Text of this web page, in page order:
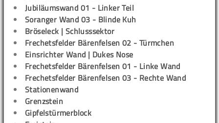
Jubiläumswand 01 - Linker Teil
Soranger Wand 03 - Blinde Kuh
Bröseleck | Schlusssektor
Frechetsfelder Bärenfelsen 02 - Türmchen
Einsrichter Wand | Dukes Nose
Frechetsfelder Bärenfelsen 01 - Linke Wand
Frechetsfelder Bärenfelsen 03 - Rechte Wand
Stationenwand
Grenzstein
Gipfelstürmerblock